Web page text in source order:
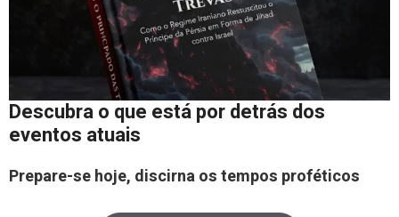
Descubra o que está por detrás dos
eventos atuais
Prepare-se hoje, discirna os tempos proféticos